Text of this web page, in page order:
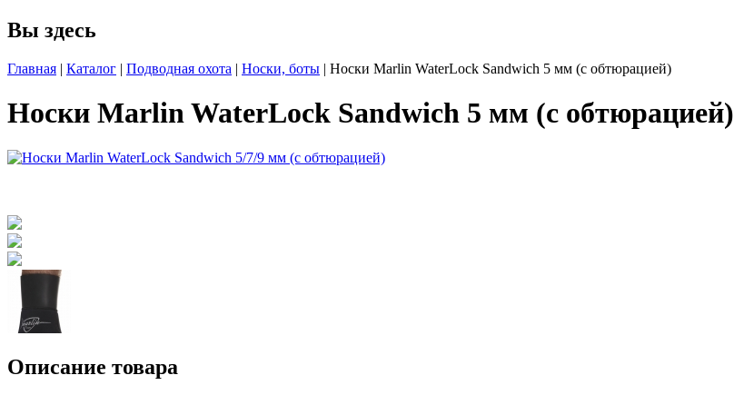
Вы здесь
Главная | Каталог | Подводная охота | Носки, боты | Носки Marlin WaterLock Sandwich 5 мм (с обтюрацией)
Носки Marlin WaterLock Sandwich 5 мм (с обтюрацией)
Описание товара